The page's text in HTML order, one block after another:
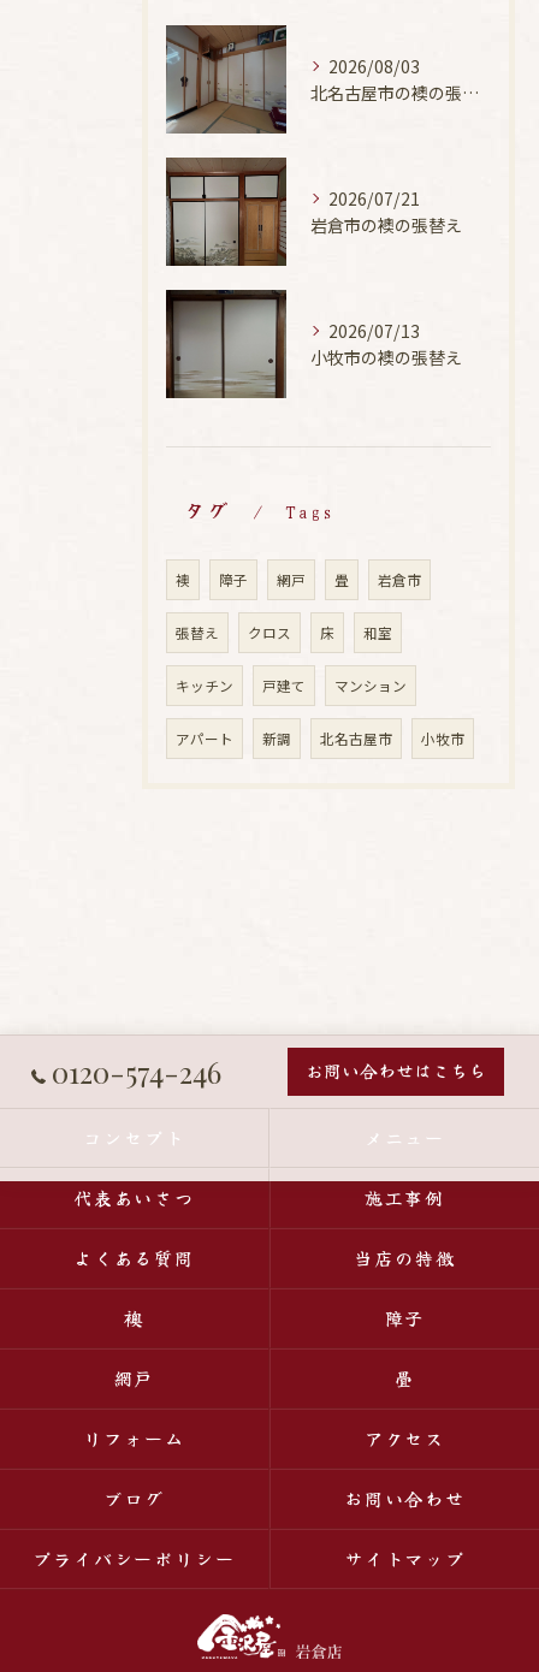
2026/08/03
北名古屋市の襖の張替え
2026/07/21
岩倉市の襖の張替え
2026/07/13
小牧市の襖の張替え
タグ Tags
襖 障子 網戸 畳 岩倉市
張替え クロス 床 和室
キッチン 戸建て マンション
アパート 新調 北名古屋市 小牧市
0120-574-246 お問い合わせはこちら
コンセプト メニュー
代表あいさつ 施工事例
よくある質問 当店の特徴
襖 障子
網戸 畳
リフォーム アクセス
ブログ お問い合わせ
プライバシーポリシー サイトマップ